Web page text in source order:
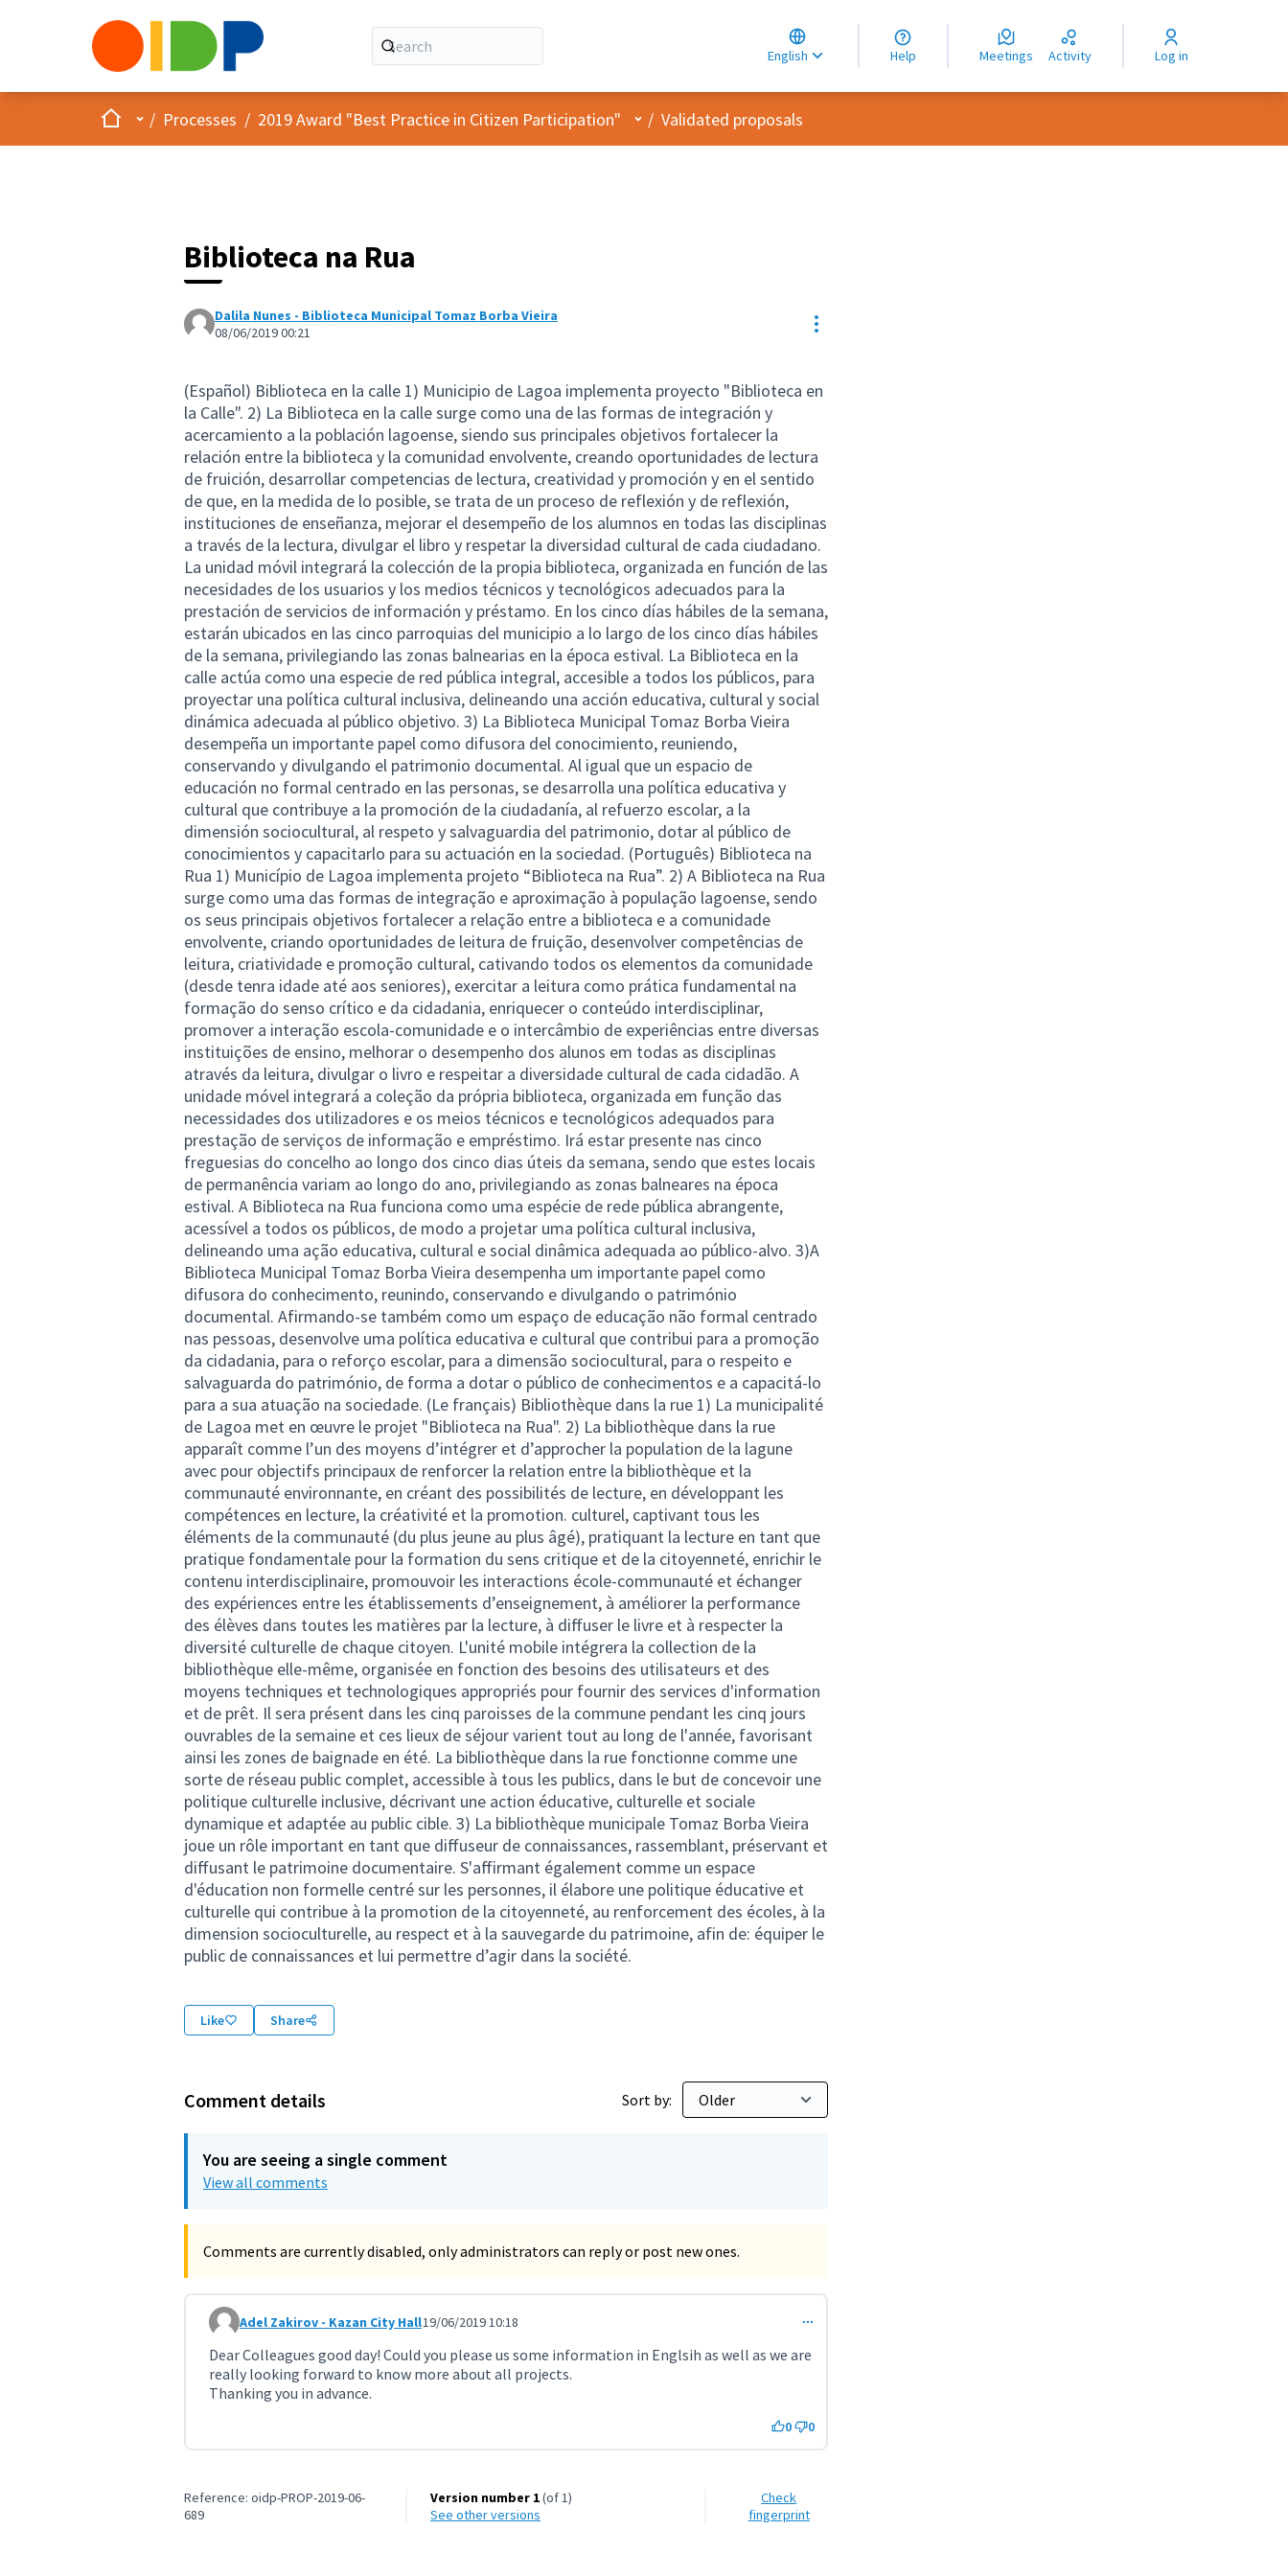
English
Choose language
Choisir la langue
Elegir el idioma
Help Meetings Activity Log in
HomeMain menu
/ Processes / 2019 Award "Best Practice in Citizen Participation" User menu
/ Validated proposals
Biblioteca na Rua
Dalila Nunes - Biblioteca Municipal Tomaz Borba Vieira
08/06/2019 00:21
Resource controls
(Español) Biblioteca en la calle 1) Municipio de Lagoa implementa proyecto "Biblioteca en
la Calle". 2) La Biblioteca en la calle surge como una de las formas de integración y
acercamiento a la población lagoense, siendo sus principales objetivos fortalecer la
relación entre la biblioteca y la comunidad envolvente, creando oportunidades de lectura
de fruición, desarrollar competencias de lectura, creatividad y promoción y en el sentido
de que, en la medida de lo posible, se trata de un proceso de reflexión y de reflexión,
instituciones de enseñanza, mejorar el desempeño de los alumnos en todas las disciplinas
a través de la lectura, divulgar el libro y respetar la diversidad cultural de cada ciudadano.
La unidad móvil integrará la colección de la propia biblioteca, organizada en función de las
necesidades de los usuarios y los medios técnicos y tecnológicos adecuados para la
prestación de servicios de información y préstamo. En los cinco días hábiles de la semana,
estarán ubicados en las cinco parroquias del municipio a lo largo de los cinco días hábiles
de la semana, privilegiando las zonas balnearias en la época estival. La Biblioteca en la
calle actúa como una especie de red pública integral, accesible a todos los públicos, para
proyectar una política cultural inclusiva, delineando una acción educativa, cultural y social
dinámica adecuada al público objetivo. 3) La Biblioteca Municipal Tomaz Borba Vieira
desempeña un importante papel como difusora del conocimiento, reuniendo,
conservando y divulgando el patrimonio documental. Al igual que un espacio de
educación no formal centrado en las personas, se desarrolla una política educativa y
cultural que contribuye a la promoción de la ciudadanía, al refuerzo escolar, a la
dimensión sociocultural, al respeto y salvaguardia del patrimonio, dotar al público de
conocimientos y capacitarlo para su actuación en la sociedad. (Português) Biblioteca na
Rua 1) Município de Lagoa implementa projeto “Biblioteca na Rua”. 2) A Biblioteca na Rua
surge como uma das formas de integração e aproximação à população lagoense, sendo
os seus principais objetivos fortalecer a relação entre a biblioteca e a comunidade
envolvente, criando oportunidades de leitura de fruição, desenvolver competências de
leitura, criatividade e promoção cultural, cativando todos os elementos da comunidade
(desde tenra idade até aos seniores), exercitar a leitura como prática fundamental na
formação do senso crítico e da cidadania, enriquecer o conteúdo interdisciplinar,
promover a interação escola-comunidade e o intercâmbio de experiências entre diversas
instituições de ensino, melhorar o desempenho dos alunos em todas as disciplinas
através da leitura, divulgar o livro e respeitar a diversidade cultural de cada cidadão. A
unidade móvel integrará a coleção da própria biblioteca, organizada em função das
necessidades dos utilizadores e os meios técnicos e tecnológicos adequados para
prestação de serviços de informação e empréstimo. Irá estar presente nas cinco
freguesias do concelho ao longo dos cinco dias úteis da semana, sendo que estes locais
de permanência variam ao longo do ano, privilegiando as zonas balneares na época
estival. A Biblioteca na Rua funciona como uma espécie de rede pública abrangente,
acessível a todos os públicos, de modo a projetar uma política cultural inclusiva,
delineando uma ação educativa, cultural e social dinâmica adequada ao público-alvo. 3)A
Biblioteca Municipal Tomaz Borba Vieira desempenha um importante papel como
difusora do conhecimento, reunindo, conservando e divulgando o património
documental. Afirmando-se também como um espaço de educação não formal centrado
nas pessoas, desenvolve uma política educativa e cultural que contribui para a promoção
da cidadania, para o reforço escolar, para a dimensão sociocultural, para o respeito e
salvaguarda do património, de forma a dotar o público de conhecimentos e a capacitá-lo
para a sua atuação na sociedade. (Le français) Bibliothèque dans la rue 1) La municipalité
de Lagoa met en œuvre le projet "Biblioteca na Rua". 2) La bibliothèque dans la rue
apparaît comme l’un des moyens d’intégrer et d’approcher la population de la lagune
avec pour objectifs principaux de renforcer la relation entre la bibliothèque et la
communauté environnante, en créant des possibilités de lecture, en développant les
compétences en lecture, la créativité et la promotion. culturel, captivant tous les
éléments de la communauté (du plus jeune au plus âgé), pratiquant la lecture en tant que
pratique fondamentale pour la formation du sens critique et de la citoyenneté, enrichir le
contenu interdisciplinaire, promouvoir les interactions école-communauté et échanger
des expériences entre les établissements d’enseignement, à améliorer la performance
des élèves dans toutes les matières par la lecture, à diffuser le livre et à respecter la
diversité culturelle de chaque citoyen. L'unité mobile intégrera la collection de la
bibliothèque elle-même, organisée en fonction des besoins des utilisateurs et des
moyens techniques et technologiques appropriés pour fournir des services d'information
et de prêt. Il sera présent dans les cinq paroisses de la commune pendant les cinq jours
ouvrables de la semaine et ces lieux de séjour varient tout au long de l'année, favorisant
ainsi les zones de baignade en été. La bibliothèque dans la rue fonctionne comme une
sorte de réseau public complet, accessible à tous les publics, dans le but de concevoir une
politique culturelle inclusive, décrivant une action éducative, culturelle et sociale
dynamique et adaptée au public cible. 3) La bibliothèque municipale Tomaz Borba Vieira
joue un rôle important en tant que diffuseur de connaissances, rassemblant, préservant et
diffusant le patrimoine documentaire. S'affirmant également comme un espace
d'éducation non formelle centré sur les personnes, il élabore une politique éducative et
culturelle qui contribue à la promotion de la citoyenneté, au renforcement des écoles, à la
dimension socioculturelle, au respect et à la sauvegarde du patrimoine, afin de: équiper le
public de connaissances et lui permettre d’agir dans la société.
Like Share
Comment details Sort by:
You are seeing a single comment
View all comments
Comments are currently disabled, only administrators can reply or post new ones.
Comment 757
Adel Zakirov - Kazan City Hall19/06/2019 10:18
Dear Colleagues good day! Could you please us some information in Englsih as well as we are
really looking forward to know more about all projects.
Thanking you in advance.
0 0
Reference: oidp-PROP-2019-06-
689
Version number 1(of 1)
see other versions
Check
fingerprint